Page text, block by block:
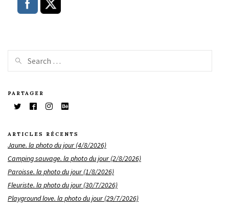
PARTAGER
ARTICLES RÉCENTS
Jaune. la photo du jour (4/8/2026)
Camping sauvage. la photo du jour (2/8/2026)
Paroisse. la photo du jour (1/8/2026)
Fleuriste. la photo du jour (30/7/2026)
Playground love. la photo du jour (29/7/2026)